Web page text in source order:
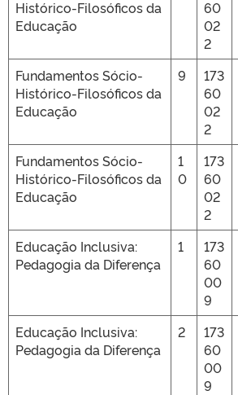
Histórico-Filosóficos da
Educação
60
02
2
Fundamentos Sócio-
Histórico-Filosóficos da
Educação
9
173
60
02
2
Fundamentos Sócio-
Histórico-Filosóficos da
Educação
1
0
173
60
02
2
Educação Inclusiva:
Pedagogia da Diferença
1
173
60
00
9
Educação Inclusiva:
Pedagogia da Diferença
2
173
60
00
9